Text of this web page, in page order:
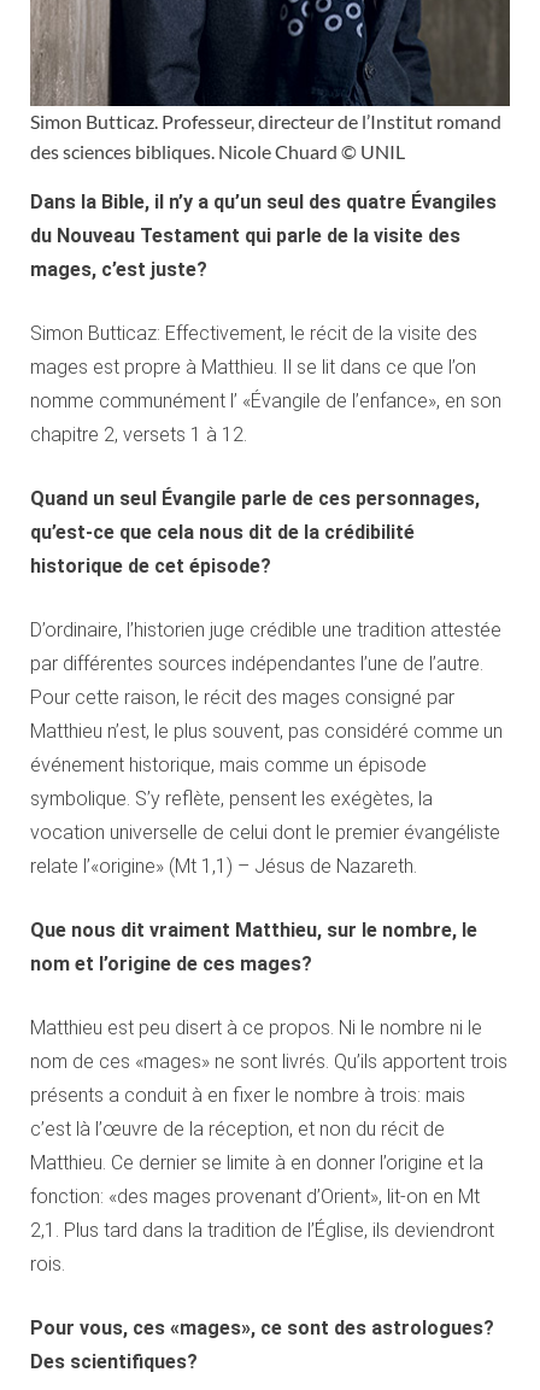
Simon Butticaz. Professeur, directeur de l’Institut romand
des sciences bibliques. Nicole Chuard © UNIL
Dans la Bible, il n’y a qu’un seul des quatre Évangiles
du Nouveau Testament qui parle de la visite des
mages, c’est juste?
Simon Butticaz: Effectivement, le récit de la visite des
mages est propre à Matthieu. Il se lit dans ce que l’on
nomme communément l’ «Évangile de l’enfance», en son
chapitre 2, versets 1 à 12.
Quand un seul Évangile parle de ces personnages,
qu’est-ce que cela nous dit de la crédibilité
historique de cet épisode?
D’ordinaire, l’historien juge crédible une tradition attestée
par différentes sources indépendantes l’une de l’autre.
Pour cette raison, le récit des mages consigné par
Matthieu n’est, le plus souvent, pas considéré comme un
événement historique, mais comme un épisode
symbolique. S’y reflète, pensent les exégètes, la
vocation universelle de celui dont le premier évangéliste
relate l’«origine» (Mt 1,1) – Jésus de Nazareth.
Que nous dit vraiment Matthieu, sur le nombre, le
nom et l’origine de ces mages?
Matthieu est peu disert à ce propos. Ni le nombre ni le
nom de ces «mages» ne sont livrés. Qu’ils apportent trois
présents a conduit à en fixer le nombre à trois: mais
c’est là l’œuvre de la réception, et non du récit de
Matthieu. Ce dernier se limite à en donner l’origine et la
fonction: «des mages provenant d’Orient», lit-on en Mt
2,1. Plus tard dans la tradition de l’Église, ils deviendront
rois.
Pour vous, ces «mages», ce sont des astrologues?
Des scientifiques?